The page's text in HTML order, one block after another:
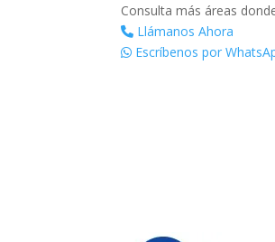
Consulta más áreas
Llámanos Ahora
Escríbenos por